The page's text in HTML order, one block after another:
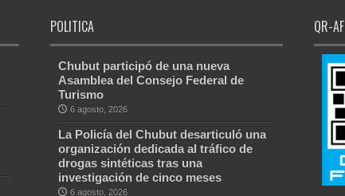
POLITICA
Chubut participó de una nueva
Asamblea del Consejo Federal de
Turismo
6 agosto, 2026
La Policía del Chubut desarticuló una
organización dedicada al tráfico de
drogas sintéticas tras una
investigación de cinco meses
6 agosto, 2026
QR-